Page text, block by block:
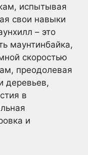
испытывая
свои навыки
– это
маунтинбайка,
скоростью
преодолевая
деревьев,
в
и